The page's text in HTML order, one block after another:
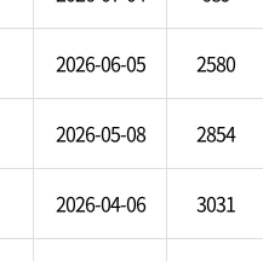
2026-06-05 2580
2026-05-08 2854
2026-04-06 3031